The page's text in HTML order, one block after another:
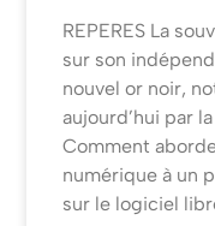
REPERES La
sur son
nouvel or noir,
aujourd’hui par
Comment
numérique à un
sur le logiciel